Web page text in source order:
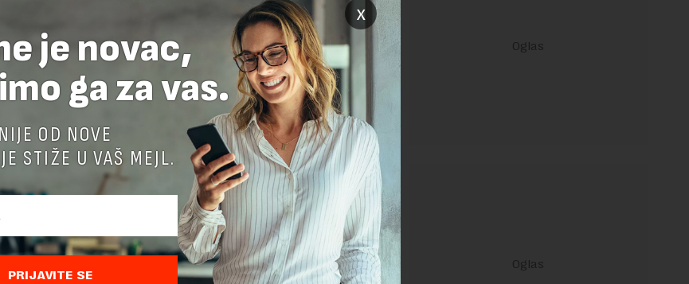
u selu Mrdusa Donja“ ili „Carevo novo odelo“
REPLY
x
je novac,
ga za vas.
OD NOVE
STIŽE U VAŠ MEJL.
PRIJAVITE SE